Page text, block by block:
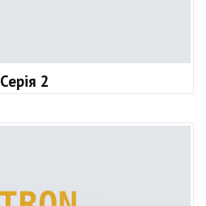
Серія 2